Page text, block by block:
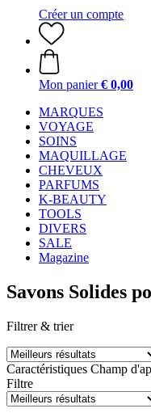
Créer un compte
Mon panier € 0,00
MARQUES
VOYAGE
SOINS
MAQUILLAGE
CHEVEUX
PARFUMS
K-BEAUTY
TOOLS
DIVERS
SALE
Magazine
Savons Solides
Filtrer & trier
Caractéristiques Champ
Filtre